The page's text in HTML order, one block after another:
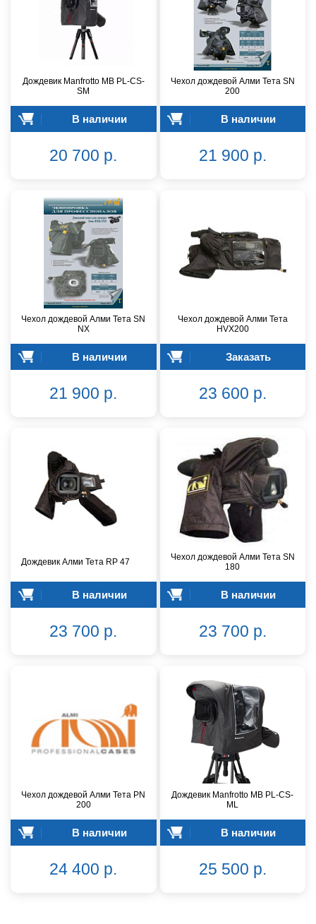
Дождевик Manfrotto MB PL-CS-
SM
В наличии
20 700 р.
Чехол дождевой Алми Тета SN
200
В наличии
21 900 р.
Чехол дождевой Алми Тета SN
NX
В наличии
21 900 р.
Чехол дождевой Алми Teтa
HVX200
Заказать
23 600 р.
Дождевик Алми Тета RP 47
В наличии
23 700 р.
Чехол дождевой Алми Тета SN
180
В наличии
23 700 р.
Чехол дождевой Алми Тета PN
200
В наличии
24 400 р.
Дождевик Manfrotto MB PL-CS-
ML
В наличии
25 500 р.